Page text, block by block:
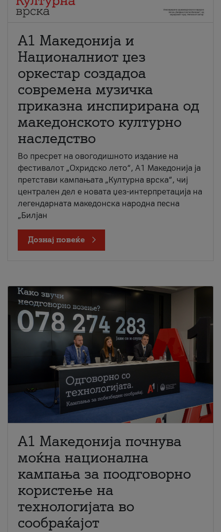
А1 Македонија и
Националниот џез
оркестар создадоа
современа музичка
приказна инспирирана од
македонското културно
наследство
Во пресрет на овогодишното издание на
фестивалот „Охридско лето“, А1 Македонија ја
претстави кампањата „Културна врска“, чиј
централен дел е новата џез-интерпретација на
легендарната македонска народна песна
„Билјан
Дознај повеќе
A1 Македонија почнува
моќна национална
кампања за поодговорно
користење на
технологијата во
сообраќајот